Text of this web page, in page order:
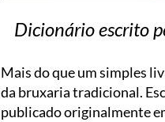
Dicionário escrito
Mais do que um simples
da bruxaria tradicional.
publicado originalmente